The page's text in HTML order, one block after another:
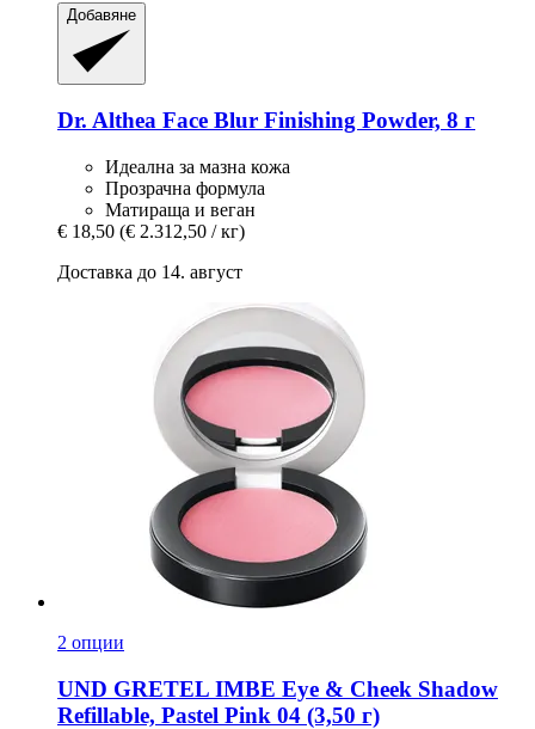
Добавяне
Dr. Althea Face Blur Finishing Powder, 8 г
Идеална за мазна кожа
Прозрачна формула
Матираща и веган
€ 18,50 (€ 2.312,50 / кг)
Доставка до 14. август
2 опции
UND GRETEL IMBE Eye & Cheek Shadow
Refillable, Pastel Pink 04 (3,50 г)